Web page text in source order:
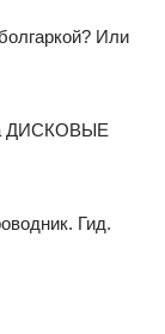
Или
ДИСКОВЫЕ
Гид.